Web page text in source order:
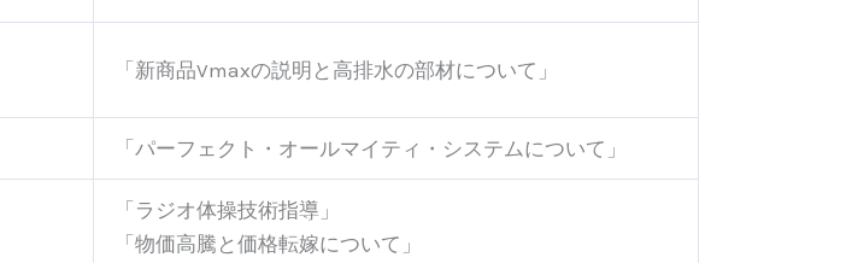
「新商品Vmaxの説明と高排水の部材について」
「パーフェクト・オールマイティ・システムについて」
「ラジオ体操技術指導」
「物価高騰と価格転嫁について」